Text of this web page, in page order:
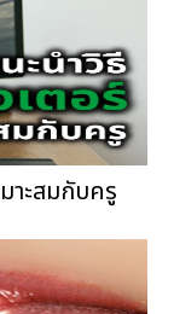
าะสมกับครู